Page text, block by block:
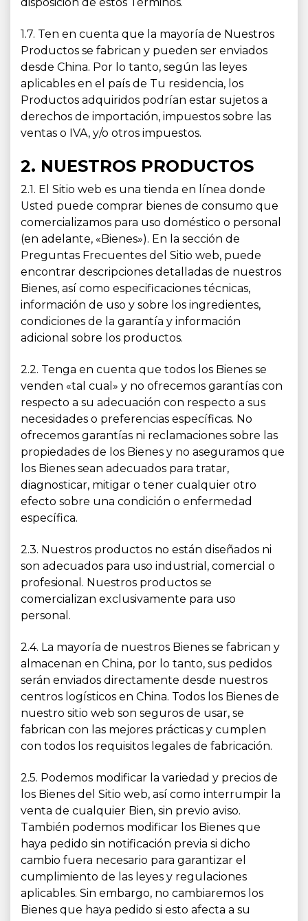
1.7. Ten en cuenta que la mayoría de Nuestros
Productos se fabrican y pueden ser enviados
desde China. Por lo tanto, según las leyes
aplicables en el país de Tu residencia, los
Productos adquiridos podrían estar sujetos a
derechos de importación, impuestos sobre las
ventas o IVA, y/o otros impuestos.
2. NUESTROS PRODUCTOS
2.1. El Sitio web es una tienda en línea donde
Usted puede comprar bienes de consumo que
comercializamos para uso doméstico o personal
(en adelante, «Bienes»). En la sección de
Preguntas Frecuentes del Sitio web, puede
encontrar descripciones detalladas de nuestros
Bienes, así como especificaciones técnicas,
información de uso y sobre los ingredientes,
condiciones de la garantía y información
adicional sobre los productos.
2.2. Tenga en cuenta que todos los Bienes se
venden «tal cual» y no ofrecemos garantías con
respecto a su adecuación con respecto a sus
necesidades o preferencias específicas. No
ofrecemos garantías ni reclamaciones sobre las
propiedades de los Bienes y no aseguramos que
los Bienes sean adecuados para tratar,
diagnosticar, mitigar o tener cualquier otro
efecto sobre una condición o enfermedad
específica.
2.3. Nuestros productos no están diseñados ni
son adecuados para uso industrial, comercial o
profesional. Nuestros productos se
comercializan exclusivamente para uso
personal.
2.4. La mayoría de nuestros Bienes se fabrican y
almacenan en China, por lo tanto, sus pedidos
serán enviados directamente desde nuestros
centros logísticos en China. Todos los Bienes de
nuestro sitio web son seguros de usar, se
fabrican con las mejores prácticas y cumplen
con todos los requisitos legales de fabricación.
2.5. Podemos modificar la variedad y precios de
los Bienes del Sitio web, así como interrumpir la
venta de cualquier Bien, sin previo aviso.
También podemos modificar los Bienes que
haya pedido sin notificación previa si dicho
cambio fuera necesario para garantizar el
cumplimiento de las leyes y regulaciones
aplicables. Sin embargo, no cambiaremos los
Bienes que haya pedido si esto afecta a su